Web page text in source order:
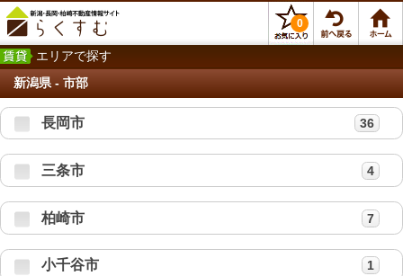
0
エリアで探す
新潟県 - 市部
長岡市 36
三条市 4
柏崎市 7
小千谷市 1